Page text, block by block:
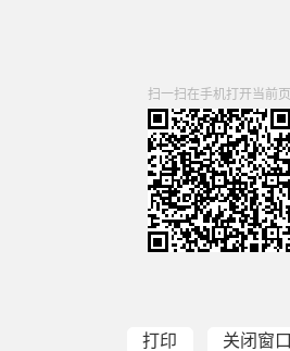
扫一扫在手机打开当前页
打印 关闭窗口